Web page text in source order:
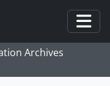
Archives